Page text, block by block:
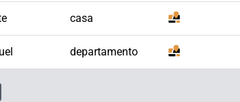
casa
departamento